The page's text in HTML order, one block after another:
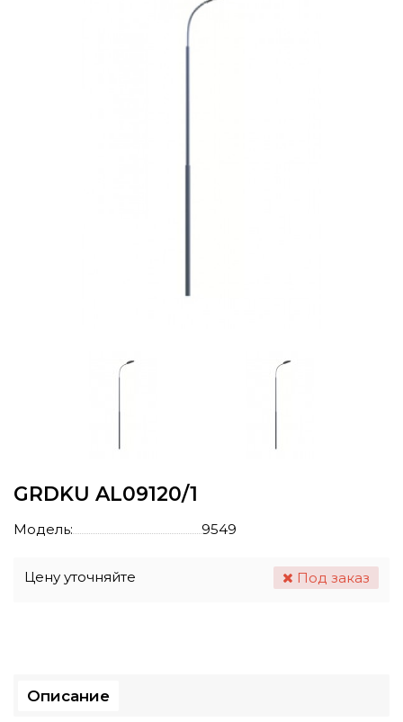
GRDKU AL09120/1
Модель: 9549
Цену уточняйте Под заказ
Описание